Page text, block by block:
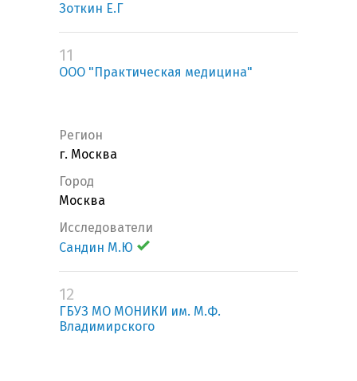
Зоткин Е.Г
11
ООО "Практическая медицина"
Регион
г. Москва
Город
Москва
Исследователи
Сандин М.Ю
12
ГБУЗ МО МОНИКИ им. М.Ф.
Владимирского